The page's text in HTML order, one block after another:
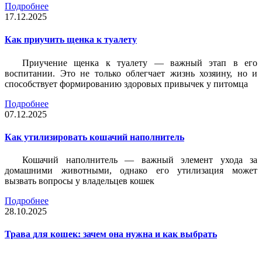
Подробнее
17.12.2025
Как приучить щенка к туалету
Приучение щенка к туалету — важный этап в его
воспитании. Это не только облегчает жизнь хозяину, но и
способствует формированию здоровых привычек у питомца
Подробнее
07.12.2025
Как утилизировать кошачий наполнитель
Кошачий наполнитель — важный элемент ухода за
домашними животными, однако его утилизация может
вызвать вопросы у владельцев кошек
Подробнее
28.10.2025
Трава для кошек: зачем она нужна и как выбрать